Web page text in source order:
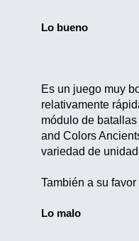
Lo bueno
Es un juego muy
relativamente
módulo de
and Colors
variedad de
También a su
Lo malo